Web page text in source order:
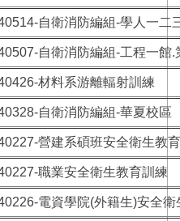
自衛消防編組-學人一二
自衛消防編組-工程一館
材料系游離輻射訓練
自衛消防編組-華夏校區
營建系碩班安全衛生教
職業安全衛生教育訓練
電資學院(外籍生)安全